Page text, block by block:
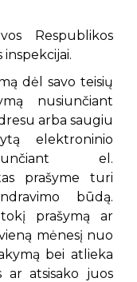
Respublikos
dėl savo teisių
nusiunčiant
arba saugiu
elektroninio
el.
prašyme turi
būdą.
prašymą ar
mėnesį nuo
bei atlieka
ar atsisako juos